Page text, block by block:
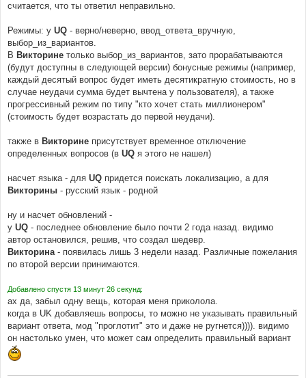
считается, что ты ответил неправильно.
Режимы: у UQ - верно/неверно, ввод_ответа_вручную,
выбор_из_вариантов.
В Викторине только выбор_из_вариантов, зато прорабатываются
(будут доступны в следующей версии) бонусные режимы (например,
каждый десятый вопрос будет иметь десятикратную стоимость, но в
случае неудачи сумма будет вычтена у пользователя), а также
прогрессивный режим по типу "кто хочет стать миллионером"
(стоимость будет возрастать до первой неудачи).
также в Викторине присутствует временное отключение
определенных вопросов (в UQ я этого не нашел)
насчет языка - для UQ придется поискать локализацию, а для
Викторины - русский язык - родной
ну и насчет обновлений -
у UQ - последнее обновление было почти 2 года назад. видимо
автор остановился, решив, что создал шедевр.
Викторина- появилась лишь 3 недели назад. Различные пожелания
по второй версии принимаются.
Добавлено спустя 13 минут 26 секунд:
ах да, забыл одну вещь, которая меня приколола.
когда в UK добавляешь вопросы, то можно не указывать правильный
вариант ответа, мод "проглотит" это и даже не ругнется)))). видимо
он настолько умен, что может сам определить правильный вариант